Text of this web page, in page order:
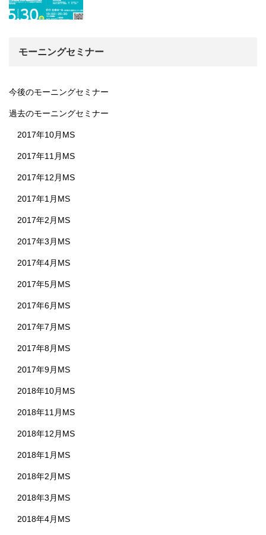
モーニングセミナー
今後のモーニングセミナー
過去のモーニングセミナー
2017年10月MS
2017年11月MS
2017年12月MS
2017年1月MS
2017年2月MS
2017年3月MS
2017年4月MS
2017年5月MS
2017年6月MS
2017年7月MS
2017年8月MS
2017年9月MS
2018年10月MS
2018年11月MS
2018年12月MS
2018年1月MS
2018年2月MS
2018年3月MS
2018年4月MS